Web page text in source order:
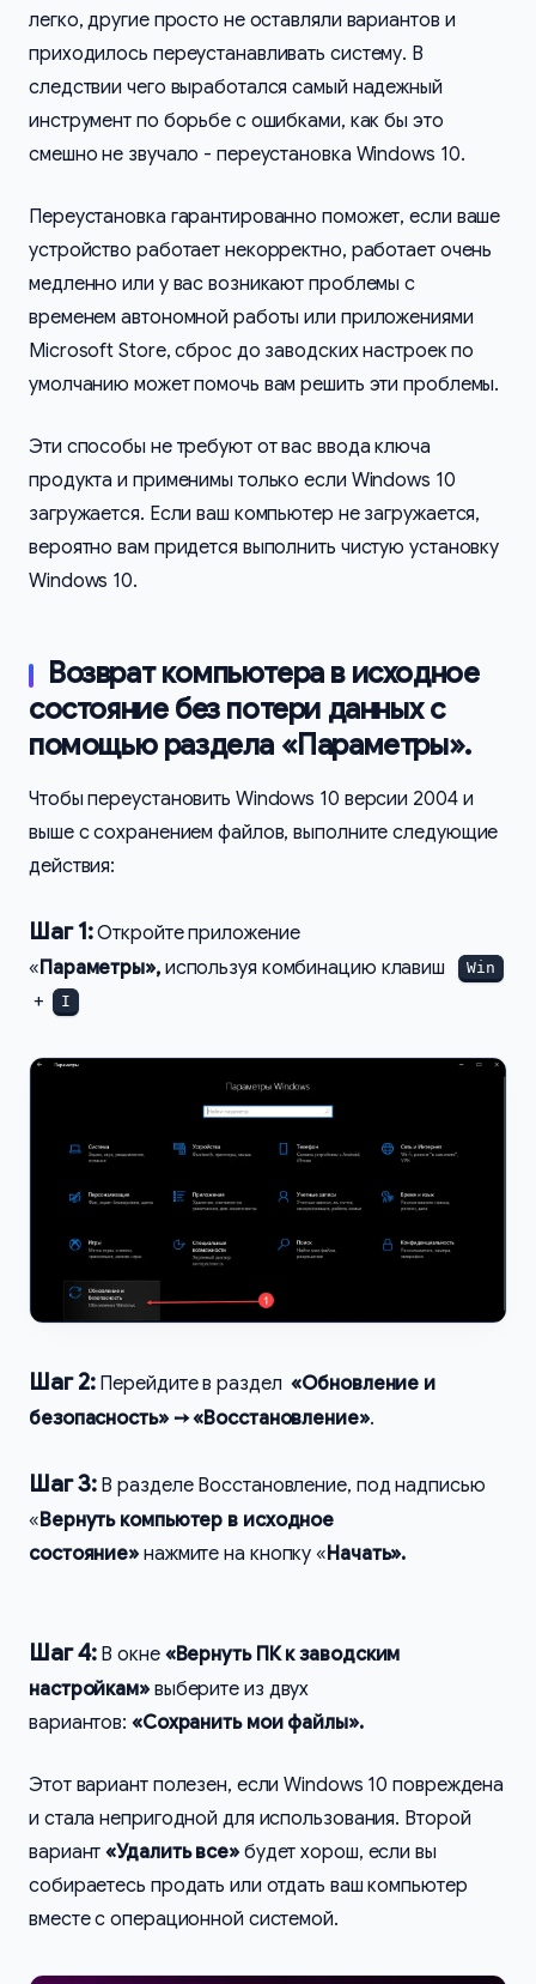
легко, другие просто не оставляли вариантов и
приходилось переустанавливать систему. В
следствии чего выработался самый надежный
инструмент по борьбе с ошибками, как бы это
смешно не звучало - переустановка Windows 10.
Переустановка гарантированно поможет, если ваше
устройство работает некорректно, работает очень
медленно или у вас возникают проблемы с
временем автономной работы или приложениями
Microsoft Store, сброс до заводских настроек по
умолчанию может помочь вам решить эти проблемы.
Эти способы не требуют от вас ввода ключа
продукта и применимы только если Windows 10
загружается. Если ваш компьютер не загружается,
вероятно вам придется выполнить чистую установку
Windows 10.
Возврат компьютера в исходное
состояние без потери данных с
помощью раздела «Параметры».
Чтобы переустановить Windows 10 версии 2004 и
выше с сохранением файлов, выполните следующие
действия:
Шаг 1:Откройте приложение
«Параметры», используя комбинацию клавиш Win
+ I
Шаг 2: Перейдите в раздел«Обновление и
безопасность» ➙ «Восстановление».
Шаг 3: В разделе Восстановление, под надписью
«Вернуть компьютер в исходное
состояние» нажмите на кнопку «Начать».
Шаг 4: В окне «Вернуть ПК к заводским
настройкам» выберите из двух
вариантов: «Сохранить мои файлы».
Этот вариант полезен, если Windows 10 повреждена
и стала непригодной для использования. Второй
вариант«Удалить все» будет хорош, если вы
собираетесь продать или отдать ваш компьютер
вместе с операционной системой.